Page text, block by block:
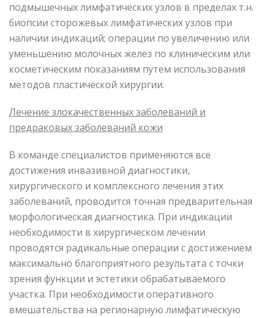
подмышечных лимфатических узлов в пределах т.н.
биопсии сторожевых лимфатических узлов при
наличии индикаций; операции по увеличению или
уменьшению молочных желез по клиническим или
косметическим показаниям путем использования
методов пластической хирургии.
Лечение злокачественных заболеваний и
предраковых заболеваний кожи
В команде специалистов применяются все
достижения инвазивной диагностики,
хирургического и комплексного лечения этих
заболеваний, проводится точная предварительная
морфологическая диагностика. При индикации
необходимости в хирургическом лечении
проводятся радикальные операции с достижением
максимально благоприятного результата с точки
зрения функции и эстетики обрабатываемого
участка. При необходимости оперативного
вмешательства на регионарную лимфатическую